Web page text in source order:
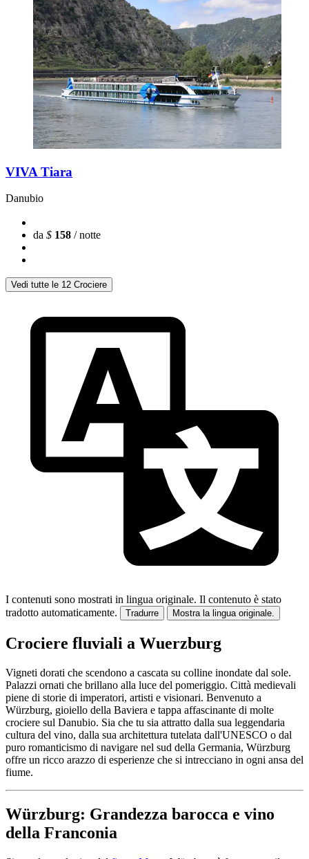
VIVA Tiara
Danubio
da $ 158 / notte
Vedi tutte le 12 Crociere
I contenuti sono mostrati in lingua originale. Il contenuto è stato
tradotto automaticamente.
Tradurre Mostra la lingua originale.
Crociere fluviali a Wuerzburg
Vigneti dorati che scendono a cascata su colline inondate dal sole.
Palazzi ornati che brillano alla luce del pomeriggio. Città medievali
piene di storie di imperatori, artisti e visionari. Benvenuto a
Würzburg, gioiello della Baviera e tappa affascinante di molte
crociere sul Danubio. Sia che tu sia attratto dalla sua leggendaria
cultura del vino, dalla sua architettura tutelata dall'UNESCO o dal
puro romanticismo di navigare nel sud della Germania, Würzburg
offre un ricco arazzo di esperienze che si intrecciano in ogni ansa del
fiume.
Würzburg: Grandezza barocca e vino
della Franconia